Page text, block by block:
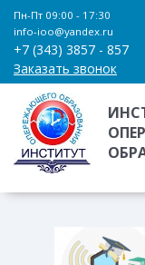
Пн-Пт 09:00 - 17:30
info-ioo@yandex.ru
+7 (343) 3857 - 857
Заказать звонок